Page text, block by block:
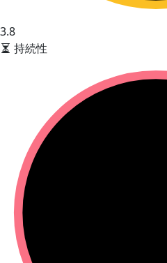
3.8
持続性